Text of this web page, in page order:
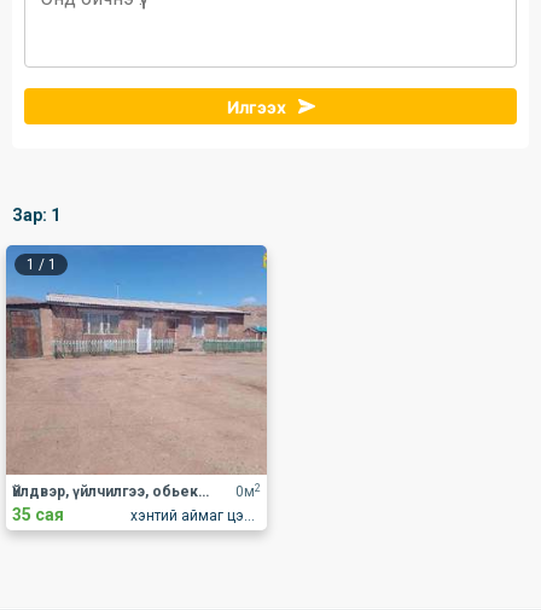
Илгээх
Зар: 1
1 / 1
0м2
хэнтий аймаг цэнхэрмандал сум
Үйлдвэр, үйлчилгээ, обьект Худалдаа, үйлчилгээний талбай
35 сая